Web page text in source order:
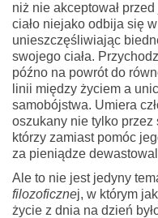
niż nie akceptował
ciało niejako odbija się
unieszczęśliwiając
swojego ciała.
późno na powrót do
linii między życiem a
samobójstwa. Umiera
oszukany nie tylko przez
którzy zamiast pomóc
za pieniądze
Ale to nie jest jedyny
filozoficznej, w którym
życie z dnia na dzień